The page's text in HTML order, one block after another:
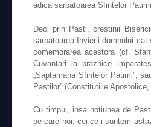
adica sarbatoarea Sfintelor
Deci prin Pasti, crestinii
sarbatoarea Invierii domnului
comemorarea acestora (cf.
Cuvantari la praznice
„Saptamana Sfintelor Patimi”,
Pastilor” (Constitutiile
Cu timpul, insa notiunea de
pe care noi, cei ce-i suntem